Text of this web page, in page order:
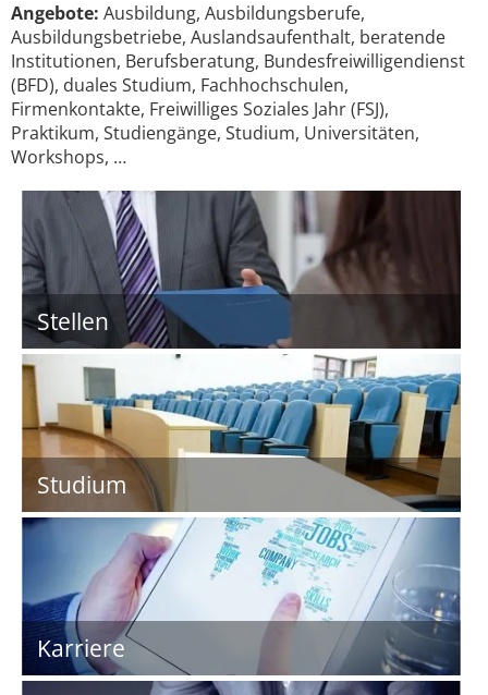
Angebote: Ausbildung, Ausbildungsberufe,
Ausbildungsbetriebe, Auslandsaufenthalt, beratende
Institutionen, Berufsberatung, Bundesfreiwilligendienst
(BFD), duales Studium, Fachhochschulen,
Firmenkontakte, Freiwilliges Soziales Jahr (FSJ),
Praktikum, Studiengänge, Studium, Universitäten,
Workshops, …
Stellen
Studium
Karriere